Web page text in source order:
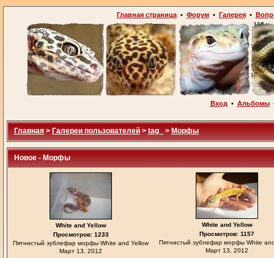
Главная страница• Форум• Галерея•
Вход • Альбомы
Главная > Галереи пользователей > tag_ > Морфы
Новое - Морфы
White and Yellow
Просмотров: 1233
Пятнистый эублефар морфы White and Yellow
Март 13, 2012
White and Yellow
Просмотров: 1157
Пятнистый эублефар морфы White
Март 13, 2012